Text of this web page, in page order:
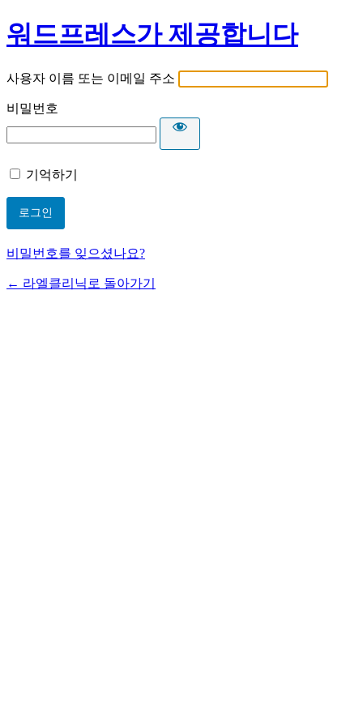
워드프레스가 제공합니다
사용자 이름 또는 이메일 주소
비밀번호
기억하기
비밀번호를 잊으셨나요?
← 라엘클리닉로 돌아가기